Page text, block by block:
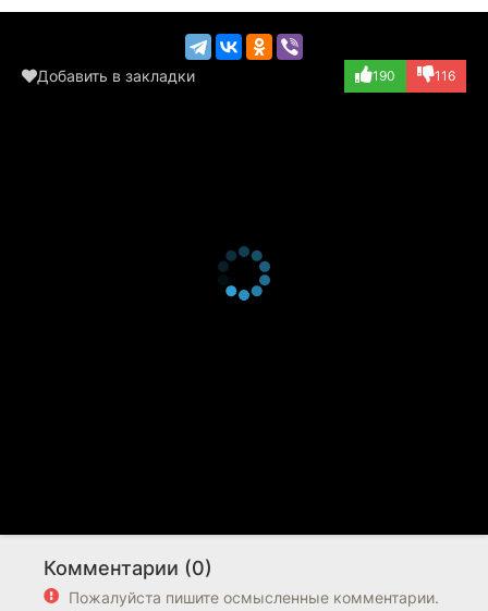
Добавить в закладки 190 116
Комментарии (0)
Пожалуйста пишите осмысленные комментарии.